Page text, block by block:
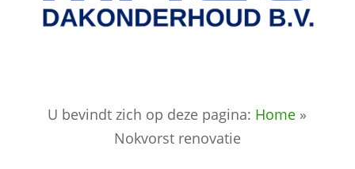
U bevindt zich op deze pagina: Home »
Nokvorst renovatie